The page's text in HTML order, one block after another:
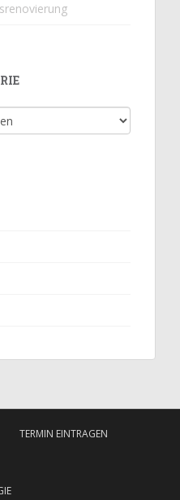
TERMIN EINTRAGEN